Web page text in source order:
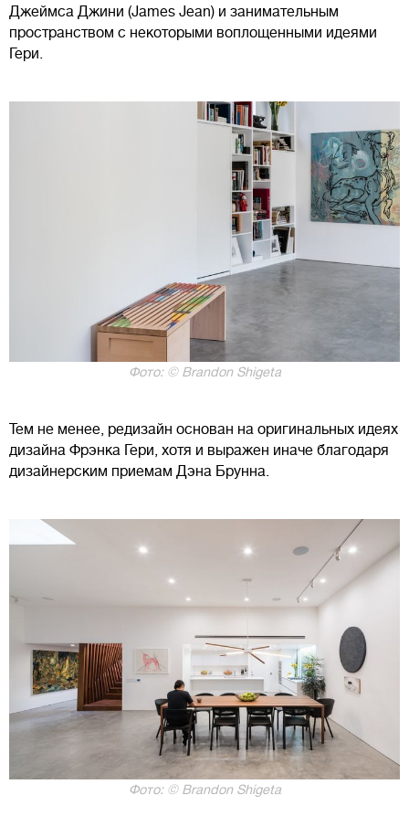
Джеймса Джини (James Jean) и занимательным
пространством с некоторыми воплощенными идеями
Гери.
Фото: © Brandon Shigeta
Тем не менее, редизайн основан на оригинальных идеях
дизайна Фрэнка Гери, хотя и выражен иначе благодаря
дизайнерским приемам Дэна Брунна.
Фото: © Brandon Shigeta